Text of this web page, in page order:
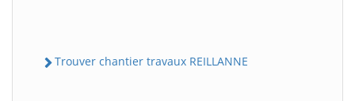
Trouver chantier travaux REILLANNE